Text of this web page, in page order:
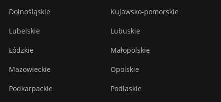
Dolnośląskie Kujawsko-pomorskie
Lubelskie Lubuskie
Łódzkie Małopolskie
Mazowieckie Opolskie
Podkarpackie Podlaskie